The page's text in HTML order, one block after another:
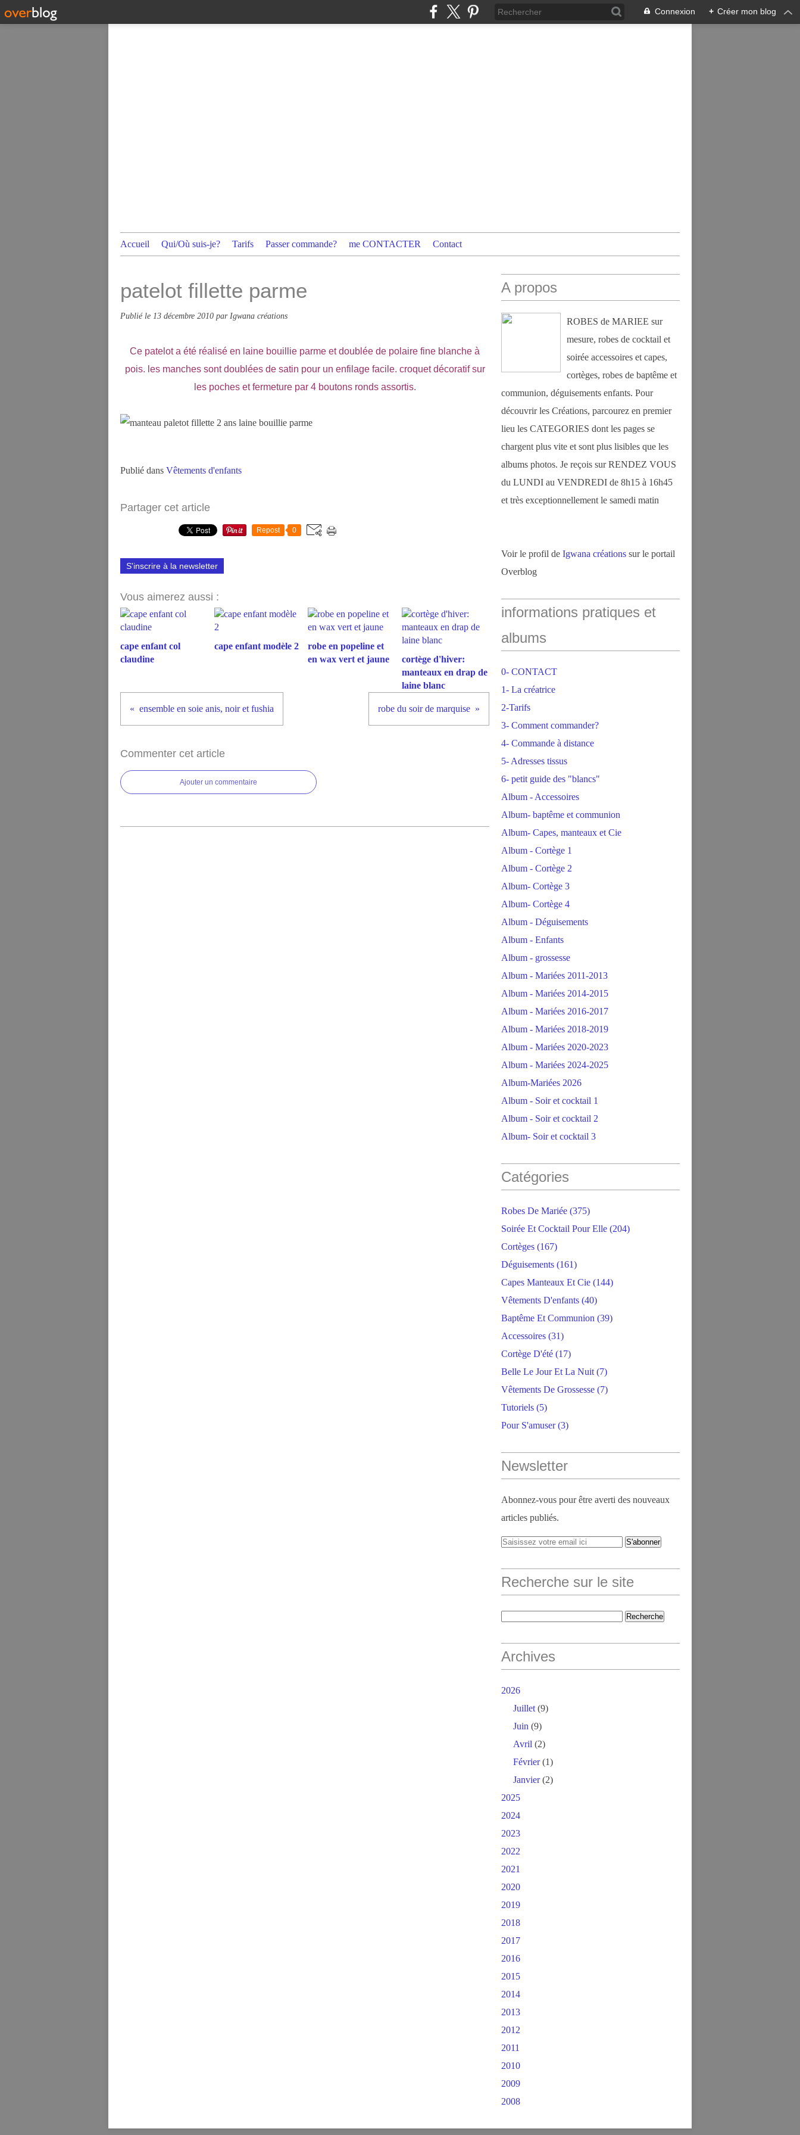
Connexion + Créer mon blog
Accueil Qui/Où suis-je? Tarifs Passer commande? me CONTACTER Contact
patelot fillette parme
Publié le 13 décembre 2010 par Igwana créations
Ce patelot a été réalisé en laine bouillie parme et doublée de polaire fine blanche à
pois. les manches sont doublées de satin pour un enfilage facile. croquet décoratif sur
les poches et fermeture par 4 boutons ronds assortis.
Publié dans Vêtements d'enfants
Partager cet article
Repost 0
S'inscrire à la newsletter
Vous aimerez aussi :
cape enfant col
claudine
cape enfant modèle 2
robe en popeline et
en wax vert et jaune
cortège d'hiver:
manteaux en drap de
laine blanc
ensemble en soie anis, noir et fushia robe du soir de marquise
Commenter cet article
Ajouter un commentaire
A propos
ROBES de MARIEE sur
mesure, robes de cocktail et
soirée accessoires et capes,
cortèges, robes de baptême et
communion, déguisements enfants. Pour
découvrir les Créations, parcourez en premier
lieu les CATEGORIES dont les pages se
chargent plus vite et sont plus lisibles que les
albums photos. Je reçois sur RENDEZ VOUS
du LUNDI au VENDREDI de 8h15 à 16h45
et très exceptionnellement le samedi matin
Voir le profil de Igwana créations sur le portail
Overblog
informations pratiques et
albums
0- CONTACT
1- La créatrice
2-Tarifs
3- Comment commander?
4- Commande à distance
5- Adresses tissus
6- petit guide des "blancs"
Album - Accessoires
Album- baptême et communion
Album- Capes, manteaux et Cie
Album - Cortège 1
Album - Cortège 2
Album- Cortège 3
Album- Cortège 4
Album - Déguisements
Album - Enfants
Album - grossesse
Album - Mariées 2011-2013
Album - Mariées 2014-2015
Album - Mariées 2016-2017
Album - Mariées 2018-2019
Album - Mariées 2020-2023
Album - Mariées 2024-2025
Album-Mariées 2026
Album - Soir et cocktail 1
Album - Soir et cocktail 2
Album- Soir et cocktail 3
Catégories
Robes De Mariée (375)
Soirée Et Cocktail Pour Elle (204)
Cortèges (167)
Déguisements (161)
Capes Manteaux Et Cie (144)
Vêtements D'enfants (40)
Baptême Et Communion (39)
Accessoires (31)
Cortège D'été (17)
Belle Le Jour Et La Nuit (7)
Vêtements De Grossesse (7)
Tutoriels (5)
Pour S'amuser(3)
Newsletter
Abonnez-vous pour être averti des nouveaux
articles publiés.
Recherche sur le site
Archives
2026
Juillet (9)
Juin (9)
Avril (2)
Février(1)
Janvier(2)
2025
2024
2023
2022
2021
2020
2019
2018
2017
2016
2015
2014
2013
2012
2011
2010
2009
2008